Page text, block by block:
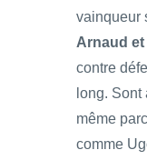
vainqueur
Arnaud
contre
long.
même
comme